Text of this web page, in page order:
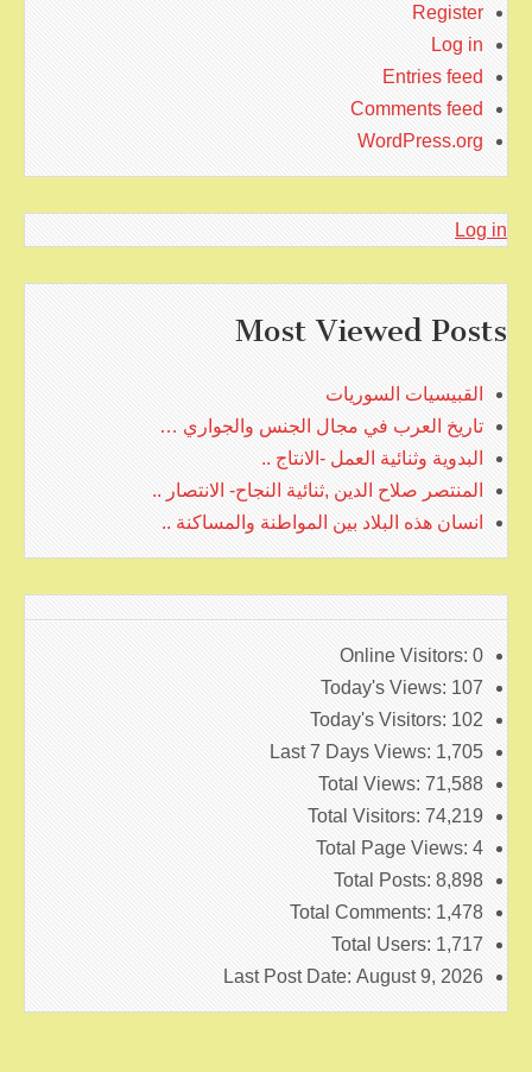
Register
Log in
Entries feed
Comments feed
WordPress.org
Log in
Most Viewed Posts
القبيسيات السوريات
تاريخ العرب في مجال الجنس والجواري …
البدوية وثنائية العمل -الانتاج ..
المنتصر صلاح الدين ,ثنائية النجاح- الانتصار ..
انسان هذه البلاد بين المواطنة والمساكنة ..
Online Visitors: 0
Today's Views: 107
Today's Visitors: 102
Last 7 Days Views: 1,705
Total Views: 71,588
Total Visitors: 74,219
Total Page Views: 4
Total Posts: 8,898
Total Comments: 1,478
Total Users: 1,717
Last Post Date: August 9, 2026